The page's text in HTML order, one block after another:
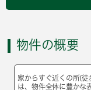
物件の概要
家からすぐ近くの所(徒
は、物件全体に豊かな